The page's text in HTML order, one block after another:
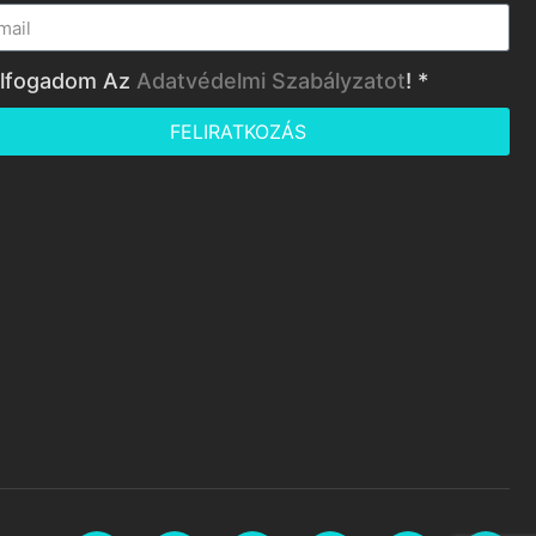
Az Adatvédelmi Szabályzatot! *
FELIRATKOZÁS